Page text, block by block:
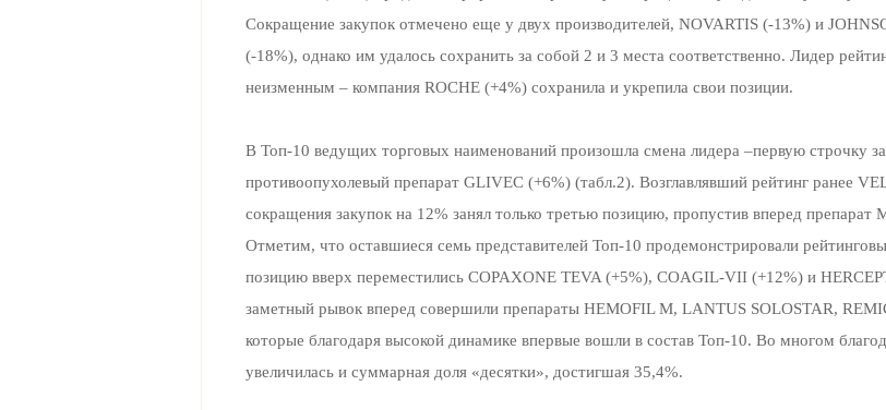
Сокращение закупок отмечено еще у двух производителей, NOVARTIS (-13%) и
(-18%), однако им удалось сохранить за собой 2 и 3 места соответственно. Лидер
неизменным – компания ROCHE (+4%) сохранила и укрепила свои позиции.
В Топ-10 ведущих торговых наименований произошла смена лидера –первую строчку
противоопухолевый препарат GLIVEC (+6%) (табл.2). Возглавлявший рейтинг ранее
сокращения закупок на 12% занял только третью позицию, пропустив вперед препарат
Отметим, что оставшиеся семь представителей Топ-10 продемонстрировали
позицию вверх переместились COPAXONE TEVA (+5%), COAGIL-VII (+12%) и
заметный рывок вперед совершили препараты HEMOFIL M, LANTUS SOLOSTAR,
которые благодаря высокой динамике впервые вошли в состав Топ-10. Во многом
увеличилась и суммарная доля «десятки», достигшая 35,4%.